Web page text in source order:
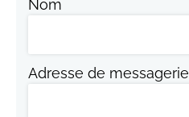
Nom
Adresse de messagerie